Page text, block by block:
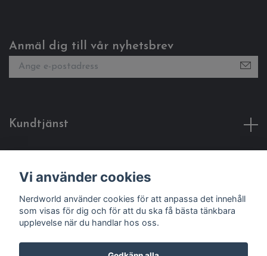
Anmäl dig till vår nyhetsbrev
Kundtjänst
Sociala medier
Vi använder cookies
Nerdworld använder cookies för att anpassa det innehåll
som visas för dig och för att du ska få bästa tänkbara
upplevelse när du handlar hos oss.